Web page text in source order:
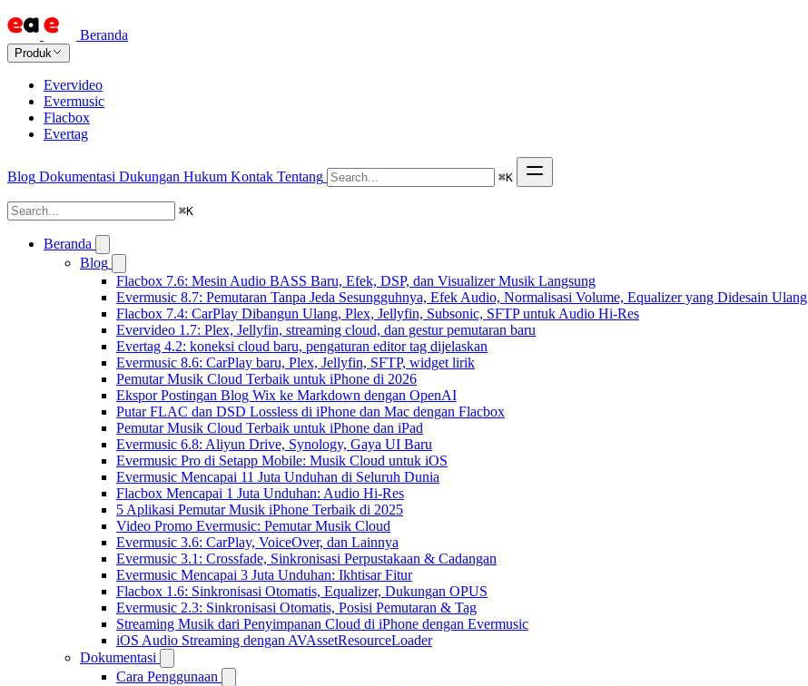
Beranda
Produk
Evervideo
Evermusic
Flacbox
Evertag
Blog Dokumentasi Dukungan Hukum Kontak Tentang ⌘K
⌘K
Beranda
Blog
Flacbox 7.6: Mesin Audio BASS Baru, Efek, DSP, dan Visualizer Musik Langsung
Evermusic 8.7: Pemutaran Tanpa Jeda Sesungguhnya, Efek Audio, Normalisasi Volume, Equalizer yang Didesain Ulang
Flacbox 7.4: CarPlay Dibangun Ulang, Plex, Jellyfin, Subsonic, SFTP untuk Audio Hi-Res
Evervideo 1.7: Plex, Jellyfin, streaming cloud, dan gestur pemutaran baru
Evertag 4.2: koneksi cloud baru, pengaturan editor tag dijelaskan
Evermusic 8.6: CarPlay baru, Plex, Jellyfin, SFTP, widget lirik
Pemutar Musik Cloud Terbaik untuk iPhone di 2026
Ekspor Postingan Blog Wix ke Markdown dengan OpenAI
Putar FLAC dan DSD Lossless di iPhone dan Mac dengan Flacbox
Pemutar Musik Cloud Terbaik untuk iPhone dan iPad
Evermusic 6.8: Aliyun Drive, Synology, Gaya UI Baru
Evermusic Pro di Setapp Mobile: Musik Cloud untuk iOS
Evermusic Mencapai 11 Juta Unduhan di Seluruh Dunia
Flacbox Mencapai 1 Juta Unduhan: Audio Hi-Res
5 Aplikasi Pemutar Musik iPhone Terbaik di 2025
Video Promo Evermusic: Pemutar Musik Cloud
Evermusic 3.6: CarPlay, VoiceOver, dan Lainnya
Evermusic 3.1: Crossfade, Sinkronisasi Perpustakaan & Cadangan
Evermusic Mencapai 3 Juta Unduhan: Ikhtisar Fitur
Flacbox 1.6: Sinkronisasi Otomatis, Equalizer, Dukungan OPUS
Evermusic 2.3: Sinkronisasi Otomatis, Posisi Pemutaran & Tag
Streaming Musik dari Penyimpanan Cloud di iPhone dengan Evermusic
iOS Audio Streaming dengan AVAssetResourceLoader
Dokumentasi
Cara Penggunaan